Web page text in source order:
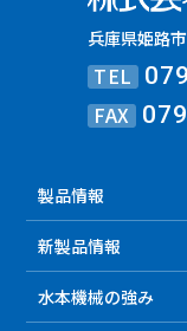
兵庫県姫路
TEL
FAX
製品情報
新製品情報
水本機械の強み